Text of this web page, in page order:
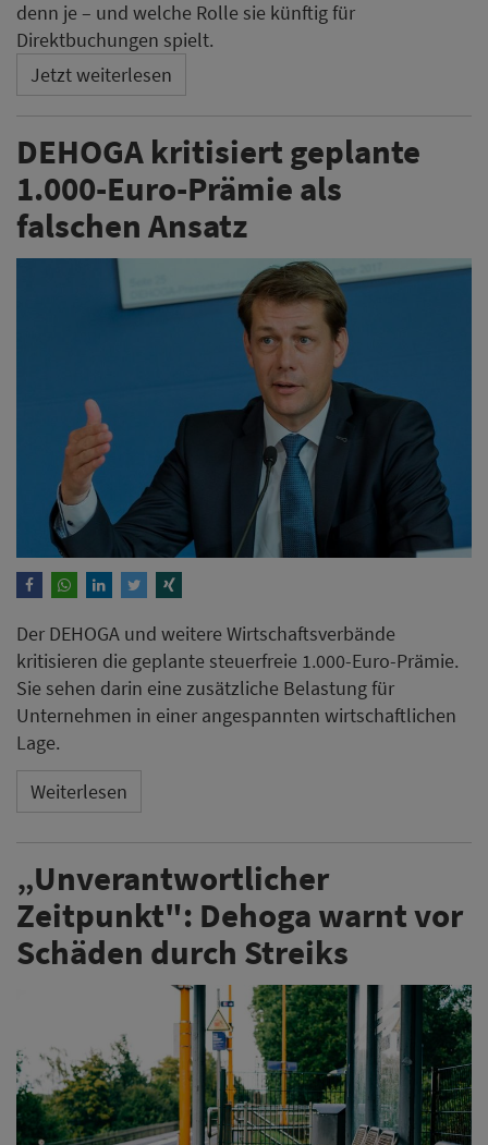
denn je – und welche Rolle sie künftig für
Direktbuchungen spielt.
Jetzt weiterlesen
DEHOGA kritisiert geplante
1.000-Euro-Prämie als
falschen Ansatz
Der DEHOGA und weitere Wirtschaftsverbände
kritisieren die geplante steuerfreie 1.000-Euro-Prämie.
Sie sehen darin eine zusätzliche Belastung für
Unternehmen in einer angespannten wirtschaftlichen
Lage.
Weiterlesen
„Unverantwortlicher
Zeitpunkt": Dehoga warnt vor
Schäden durch Streiks